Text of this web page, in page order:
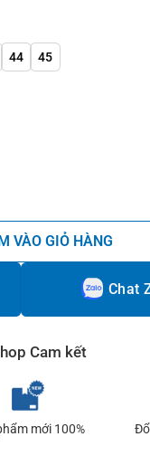
44 45
VÀO GIỎ HÀNG
Chat
Cam kết
mới 100%